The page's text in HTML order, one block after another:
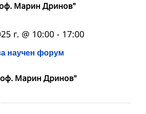
Марин Дринов"
научен форум
г. @ 10:00 - 17:00
Марин Дринов"